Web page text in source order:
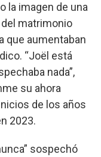
la imagen de una
matrimonio
que aumentaban
“Joël está
nada”,
su ahora
de los años
2023.
sospechó